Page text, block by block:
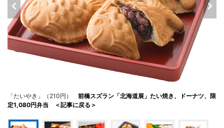
「たいやき」（210円） 前橋スズラン「北海道展」たい焼き、ドーナツ、限
定1,080円弁当 ＜記事に戻る＞